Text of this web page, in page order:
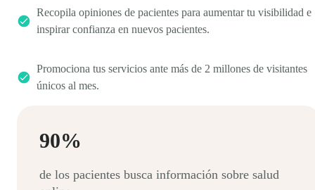
Recopila opiniones de pacientes para aumentar tu visibilidad e
inspirar confianza en nuevos pacientes.
Promociona tus servicios ante más de 2 millones de visitantes
únicos al mes.
90%
de los pacientes busca información sobre salud